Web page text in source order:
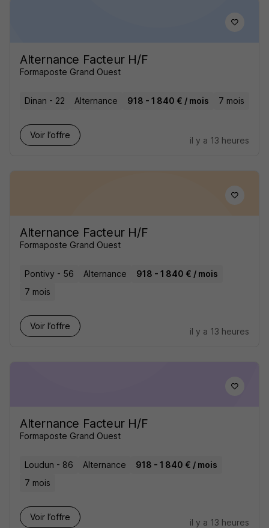
Alternance Facteur H/F
Formaposte Grand Ouest
Dinan - 22 Alternance 918 - 1 840 € / mois 7 mois
Voir l’offre
il y a 13 heures
Alternance Facteur H/F
Formaposte Grand Ouest
Pontivy - 56 Alternance
918 - 1 840 € / mois
7 mois
Voir l’offre
il y a 13 heures
Alternance Facteur H/F
Formaposte Grand Ouest
Loudun - 86 Alternance
918 - 1 840 € / mois
7 mois
Voir l’offre
il y a 13 heures